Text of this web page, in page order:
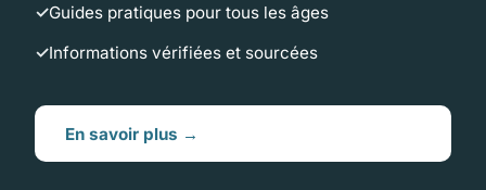
Guides pratiques pour tous les âges
Informations vérifiées et sourcées
En savoir plus →